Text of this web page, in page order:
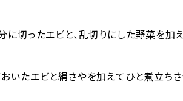
切ったエビと、乱切りにした野菜を加
いたエビと絹さやを加えてひと煮立ちさ